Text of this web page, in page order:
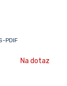
PDIF
Na dotaz